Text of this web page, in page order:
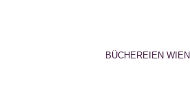
BÜCHEREIEN WIEN